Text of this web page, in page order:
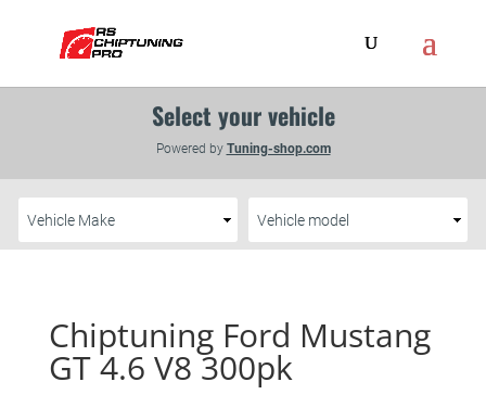
Chiptuning Ford Mustang
GT 4.6 V8 300pk